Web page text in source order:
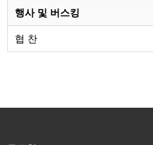
행사 및 버스킹
협 찬